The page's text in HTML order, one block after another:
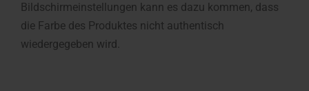
Bildschirmeinstellungen kann es dazu kommen, dass
die Farbe des Produktes nicht authentisch
wiedergegeben wird.